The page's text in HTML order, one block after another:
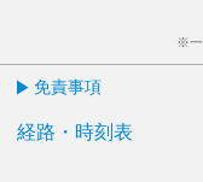
※一
免責事項
経路・時刻表